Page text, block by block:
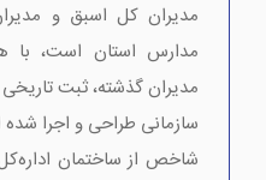
مدیران کل اسبق و
مدارس استان است، با
مدیران گذشته، ثبت
سازمانی طراحی و اجرا
شاخص از ساختمان اداره‌کل